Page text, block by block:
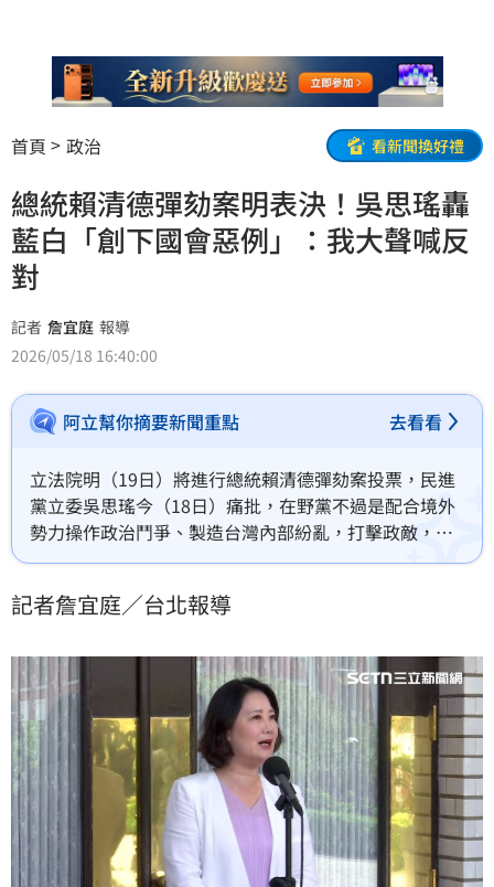
首頁 政治 看新聞換好禮
總統賴清德彈劾案明表決！吳思瑤轟
藍白「創下國會惡例」：我大聲喊反
對
記者 詹宜庭 報導
2026/05/18 16:40:00
阿立幫你摘要新聞重點 去看看
立法院明（19日）將進行總統賴清德彈劾案投票，民進
黨立委吳思瑤今（18日）痛批，在野黨不過是配合境外
勢力操作政治鬥爭、製造台灣內部紛亂，打擊政敵，擾
亂國家。投票還沒進行，結果卻可以預見，「藍白要自
惡例，我就必須大聲喊反對！」
記者詹宜庭／台北報導